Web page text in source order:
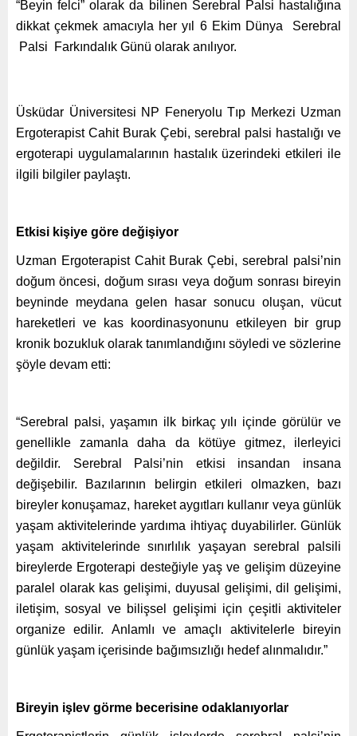
“Beyin felci” olarak da bilinen Serebral Palsi hastalığına
dikkat çekmek amacıyla her yıl 6 Ekim Dünya Serebral
Palsi Farkındalık Günü olarak anılıyor.
Üsküdar Üniversitesi NP Feneryolu Tıp Merkezi Uzman
Ergoterapist Cahit Burak Çebi, serebral palsi hastalığı ve
ergoterapi uygulamalarının hastalık üzerindeki etkileri ile
ilgili bilgiler paylaştı.
Etkisi kişiye göre değişiyor
Uzman Ergoterapist Cahit Burak Çebi, serebral palsi’nin
doğum öncesi, doğum sırası veya doğum sonrası bireyin
beyninde meydana gelen hasar sonucu oluşan, vücut
hareketleri ve kas koordinasyonunu etkileyen bir grup
kronik bozukluk olarak tanımlandığını söyledi ve sözlerine
şöyle devam etti:
“Serebral palsi, yaşamın ilk birkaç yılı içinde görülür ve
genellikle zamanla daha da kötüye gitmez, ilerleyici
değildir. Serebral Palsi’nin etkisi insandan insana
değişebilir. Bazılarının belirgin etkileri olmazken, bazı
bireyler konuşamaz, hareket aygıtları kullanır veya günlük
yaşam aktivitelerinde yardıma ihtiyaç duyabilirler. Günlük
yaşam aktivitelerinde sınırlılık yaşayan serebral palsili
bireylerde Ergoterapi desteğiyle yaş ve gelişim düzeyine
paralel olarak kas gelişimi, duyusal gelişimi, dil gelişimi,
iletişim, sosyal ve bilişsel gelişimi için çeşitli aktiviteler
organize edilir. Anlamlı ve amaçlı aktivitelerle bireyin
günlük yaşam içerisinde bağımsızlığı hedef alınmalıdır.”
Bireyin işlev görme becerisine odaklanıyorlar